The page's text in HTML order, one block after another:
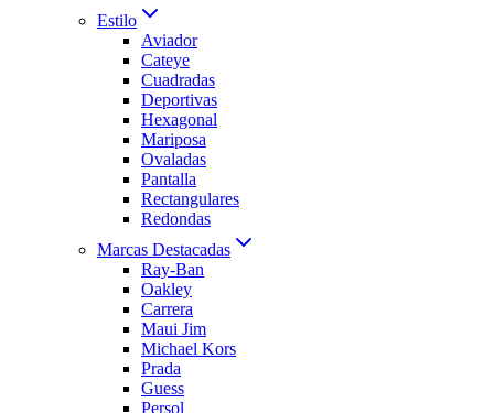
Estilo
Aviador
Cateye
Cuadradas
Deportivas
Hexagonal
Mariposa
Ovaladas
Pantalla
Rectangulares
Redondas
Marcas Destacadas
Ray-Ban
Oakley
Carrera
Maui Jim
Michael Kors
Prada
Guess
Persol